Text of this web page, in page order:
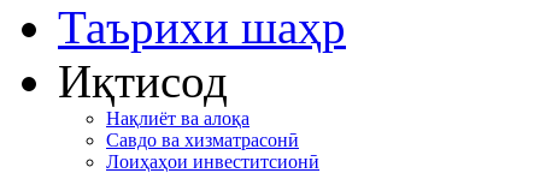
Таърихи шаҳр
Иқтисод
Нақлиёт ва алоқа
Савдо ва хизматрасонӣ
Лоиҳаҳои инвеститсионӣ